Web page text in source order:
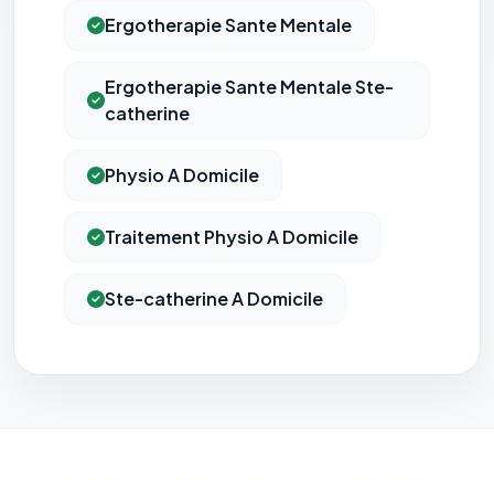
Ergotherapie Sante Mentale
Ergotherapie Sante Mentale Ste-
catherine
Physio A Domicile
Traitement Physio A Domicile
Ste-catherine A Domicile